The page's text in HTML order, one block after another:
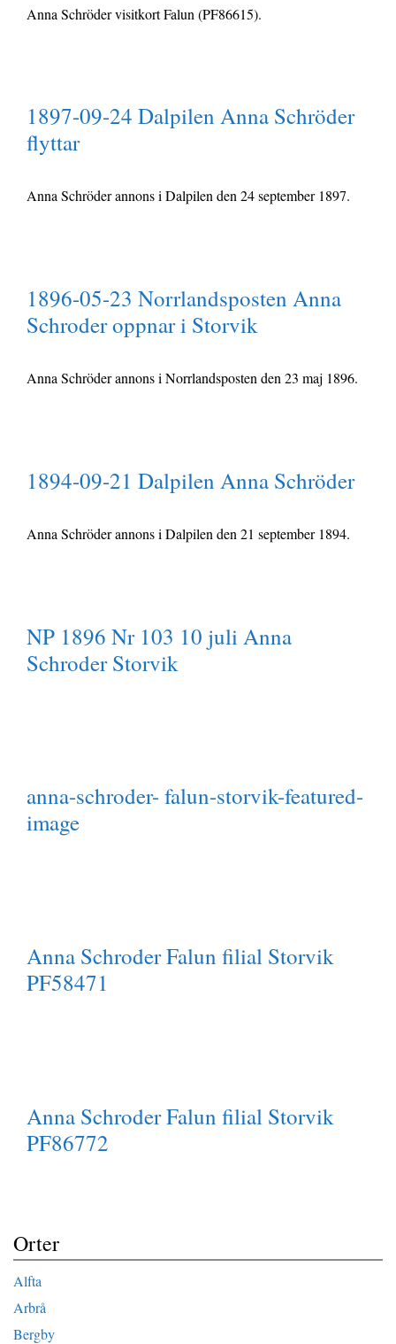
Anna Schröder visitkort Falun (PF86615).
1897-09-24 Dalpilen Anna Schröder
flyttar
Anna Schröder annons i Dalpilen den 24 september 1897.
1896-05-23 Norrlandsposten Anna
Schroder oppnar i Storvik
Anna Schröder annons i Norrlandsposten den 23 maj 1896.
1894-09-21 Dalpilen Anna Schröder
Anna Schröder annons i Dalpilen den 21 september 1894.
NP 1896 Nr 103 10 juli Anna
Schroder Storvik
anna-schroder- falun-storvik-featured-
image
Anna Schroder Falun filial Storvik
PF58471
Anna Schroder Falun filial Storvik
PF86772
Orter
Alfta
Arbrå
Bergby